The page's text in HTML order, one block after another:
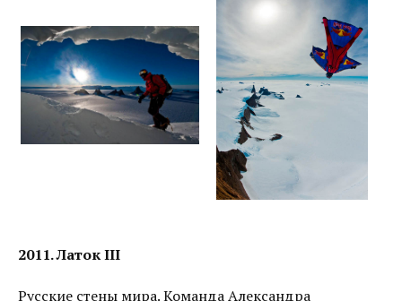
2011. Латок III
Русские стены мира. Команда Александра